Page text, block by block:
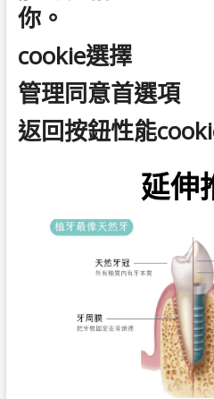
你。
cookie選擇
管理同意首選項
返回按鈕性能
延伸